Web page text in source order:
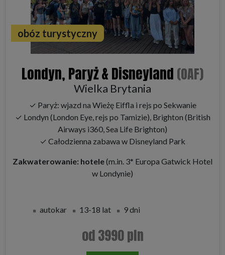
obóz turystyczny
Londyn, Paryż & Disneyland (OAF)
Wielka Brytania
✓ Paryż: wjazd na Wieżę Eiffla i rejs po Sekwanie
✓ Londyn (London Eye, rejs po Tamizie), Brighton (British
Airways i360, Sea Life Brighton)
✓ Całodzienna zabawa w Disneyland Park
Zakwaterowanie: hotele(m.in. 3* Europa Gatwick Hotel
w Londynie)
autokar 13-18 lat 9 dni
od 3990 pln